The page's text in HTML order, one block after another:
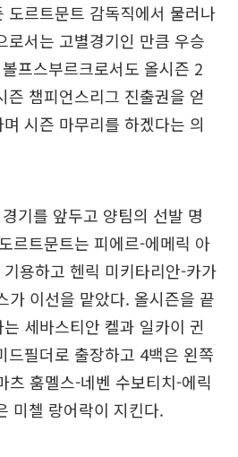
도르트문트 감독직에서 물러나
로서는 고별경기인 만큼 우승
프스부르크로서도 올시즌 2
즌 챔피언스리그 진출권을 얻
시즌 마무리를 하겠다는 의
기를 앞두고 양팀의 선발 명
르트문트는 피에르-에메릭 아
용하고 헨릭 미키타리안-카가
가 이선을 맡았다. 올시즌을 끝
세바스티안 켈과 일카이 귄
드필더로 출장하고 4백은 왼쪽
츠 훔멜스-네벤 수보티치-에릭
미첼 랑어락이 지킨다.